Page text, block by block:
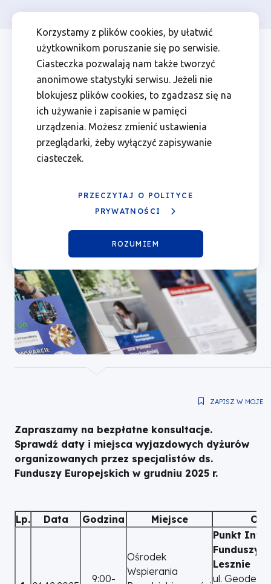
Korzystamy z plików cookies, by ułatwić
użytkownikom poruszanie się po serwisie.
Ciasteczka pozwalają nam także tworzyć
anonimowe statystyki serwisu. Jeżeli nie
blokujesz plików cookies, to zgadzasz się na
ich używanie i zapisanie w pamięci
urządzenia. Możesz zmienić ustawienia
przeglądarki, żeby wyłączyć zapisywanie
ciasteczek.
PRZECZYTAJ O POLITYCE
PRYWATNOŚCI
ROZUMIEM
Mobilne
Punkty
Informacyjne
Funduszy
Europejskich
Fundusze
Europejskie
Przejdź
głównej
nawigacji
Przejdź
wyszukiwarki
Przejdź
zawartości
strony
Przejdź
stopki
Menu
Header
Top
Osoba prywatna Firma
Menu
top
left
Mobilne Punkty Informacyjne
Funduszy Europejskich w
ZAPISZ W MOJE
Zapraszamy na bezpłatne konsultacje.
Sprawdź daty i miejsca wyjazdowych dyżurów
organizowanych przez specjalistów ds.
Funduszy Europejskich w grudniu 2025 r.
Lp. Data Godzina Miejsce
9:00-
Ośrodek
Wspierania
Punkt
Funduszy
Lesznie
ul.